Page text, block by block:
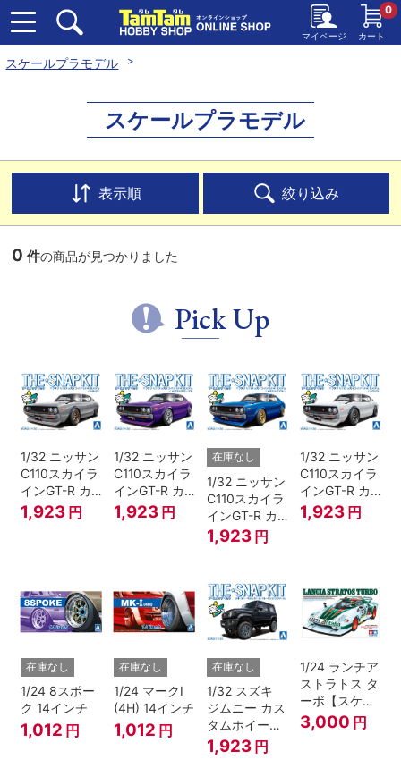
マイページ カート
0
スケールプラモデル
スケールプラモデル
表示順 絞り込み
0 件の商品が見つかりました
Pick Up
1/32 ニッサン
C110スカイラ
インGT-R カ
スタム(シルバ
ー)
1,923 円
1/32 ニッサン
C110スカイラ
インGT-R カ
スタム(メタリ
ックパープル)
1,923 円
在庫なし
1/32 ニッサン
C110スカイラ
インGT-R カ
スタム(メタリ
ックブルー)
1,923 円
1/32 ニッサン
C110スカイラ
インGT-R カ
スタム(ホワイ
ト)
1,923 円
在庫なし
1/24 8スポー
ク 14インチ
1,012 円
在庫なし
1/24 マークI
(4H) 14インチ
1,012 円
在庫なし
1/32 スズキ
ジムニー カス
タムホイール
(ブルーイッシ
ュブラックパ
1,923 円
1/24 ランチア
ストラトス タ
ーボ【スケー
ルモデル限
定】
3,000 円